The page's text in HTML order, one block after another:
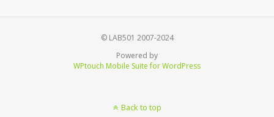
© LAB501 2007-2024
Powered by
WPtouch Mobile Suite for WordPress
Back to top